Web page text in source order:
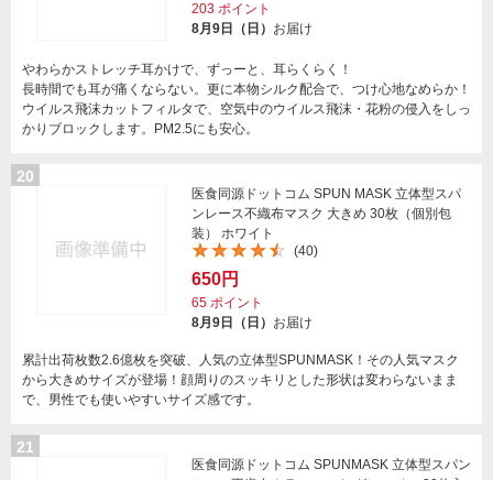
203 ポイント
8月9日（日） お届け
やわらかストレッチ耳かけで、ずっーと、耳らくらく！
長時間でも耳が痛くならない。更に本物シルク配合で、つけ心地なめらか！
ウイルス飛沫カットフィルタで、空気中のウイルス飛沫・花粉の侵入をしっ
かりブロックします。PM2.5にも安心。
20
医食同源ドットコム SPUN MASK 立体型スパ
ンレース不織布マスク 大きめ 30枚（個別包
装） ホワイト
(40)
650円
65 ポイント
8月9日（日） お届け
累計出荷枚数2.6億枚を突破、人気の立体型SPUNMASK！その人気マスク
から大きめサイズが登場！顔周りのスッキリとした形状は変わらないまま
で、男性でも使いやすいサイズ感です。
21
医食同源ドットコム SPUNMASK 立体型スパン